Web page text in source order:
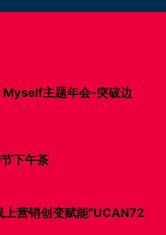
主题年会-突破边
下午茶
营销创变赋能“UCAN72